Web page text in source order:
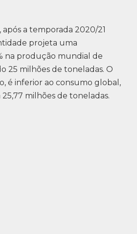
a temporada 2020/21
projeta uma
na produção mundial de
25 milhões de toneladas. O
é inferior ao consumo global,
milhões de toneladas.